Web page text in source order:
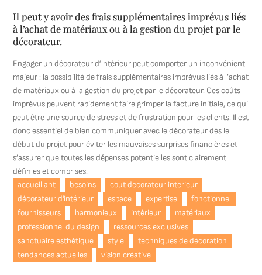
Il peut y avoir des frais supplémentaires imprévus liés
à l’achat de matériaux ou à la gestion du projet par le
décorateur.
Engager un décorateur d’intérieur peut comporter un inconvénient
majeur : la possibilité de frais supplémentaires imprévus liés à l’achat
de matériaux ou à la gestion du projet par le décorateur. Ces coûts
imprévus peuvent rapidement faire grimper la facture initiale, ce qui
peut être une source de stress et de frustration pour les clients. Il est
donc essentiel de bien communiquer avec le décorateur dès le
début du projet pour éviter les mauvaises surprises financières et
s’assurer que toutes les dépenses potentielles sont clairement
définies et comprises.
accueillant
besoins
cout decorateur interieur
décorateur d'intérieur
espace expertise
fonctionnel
fournisseurs
harmonieux intérieur
matériaux
professionnel du design
ressources exclusives
sanctuaire esthétique
style
techniques de décoration
tendances actuelles
vision créative